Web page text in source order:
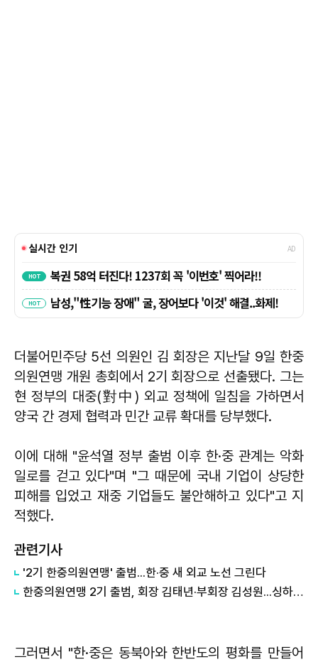
더불어민주당 5선 의원인 김 회장은 지난달 9일 한중
의원연맹 개원 총회에서 2기 회장으로 선출됐다. 그는
현 정부의 대중(對中) 외교 정책에 일침을 가하면서
양국 간 경제 협력과 민간 교류 확대를 당부했다.
이에 대해 "윤석열 정부 출범 이후 한·중 관계는 악화
일로를 걷고 있다"며 "그 때문에 국내 기업이 상당한
피해를 입었고 재중 기업들도 불안해하고 있다"고 지
적했다.
관련기사
'2기 한중의원연맹' 출범...한·중 새 외교 노선 그린다
한중의원연맹 2기 출범, 회장 김태년·부회장 김성원...싱하이밍 中대사 참석
그러면서 "한·중은 동북아와 한반도의 평화를 만들어